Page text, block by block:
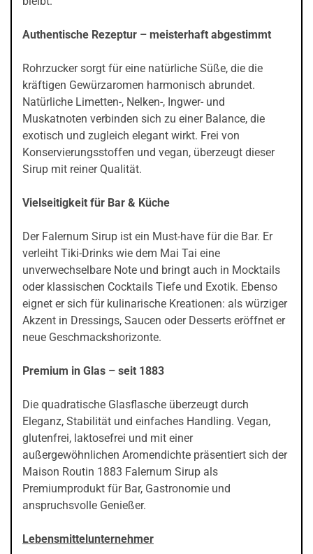
Authentische Rezeptur – meisterhaft abgestimmt
Rohrzucker sorgt für eine natürliche Süße, die die
kräftigen Gewürzaromen harmonisch abrundet.
Natürliche Limetten-, Nelken-, Ingwer- und
Muskatnoten verbinden sich zu einer Balance, die
exotisch und zugleich elegant wirkt. Frei von
Konservierungsstoffen und vegan, überzeugt dieser
Sirup mit reiner Qualität.
Vielseitigkeit für Bar & Küche
Der Falernum Sirup ist ein Must-have für die Bar. Er
verleiht Tiki-Drinks wie dem Mai Tai eine
unverwechselbare Note und bringt auch in Mocktails
oder klassischen Cocktails Tiefe und Exotik. Ebenso
eignet er sich für kulinarische Kreationen: als würziger
Akzent in Dressings, Saucen oder Desserts eröffnet er
neue Geschmackshorizonte.
Premium in Glas – seit 1883
Die quadratische Glasflasche überzeugt durch
Eleganz, Stabilität und einfaches Handling. Vegan,
glutenfrei, laktosefrei und mit einer
außergewöhnlichen Aromendichte präsentiert sich der
Maison Routin 1883 Falernum Sirup als
Premiumprodukt für Bar, Gastronomie und
anspruchsvolle Genießer.
Lebensmittelunternehmer